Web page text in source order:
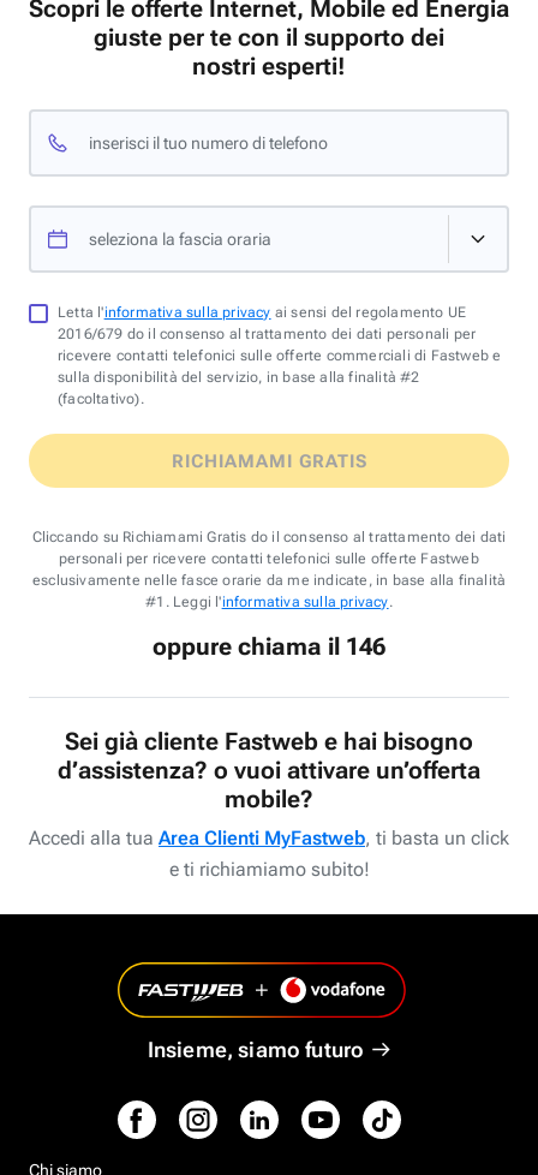
Scopri le offerte Internet, Mobile ed Energia
giuste per te con il supporto dei
nostri esperti!
inserisci il tuo numero di telefono
seleziona la fascia oraria
Letta l'informativa sulla privacy ai sensi del regolamento UE
2016/679 do il consenso al trattamento dei dati personali per
ricevere contatti telefonici sulle offerte commerciali di Fastweb e
sulla disponibilità del servizio, in base alla finalità #2
(facoltativo).
RICHIAMAMI GRATIS
Cliccando su Richiamami Gratis do il consenso al trattamento dei dati
personali per ricevere contatti telefonici sulle offerte Fastweb
esclusivamente nelle fasce orarie da me indicate, in base alla finalità
#1. Leggi l'informativa sulla privacy.
oppure chiama il 146
Sei già cliente Fastweb e hai bisogno
d’assistenza? o vuoi attivare un’offerta
mobile?
Accedi alla tua Area Clienti MyFastweb, ti basta un click
e ti richiamiamo subito!
Insieme, siamo futuro
Chi siamo